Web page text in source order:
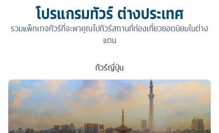
โปรแกรมทัวร์ ต่างประเทศ
รวมแพ็กเกจทัวร์ที่จะพาคุณไปทัวร์สถานที่ท่องเที่ยวยอดนิยมในต่าง
แดน
ทัวร์ญี่ปุ่น